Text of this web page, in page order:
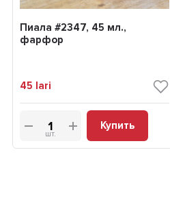
Пиала #2347, 45 мл.,
фарфор
45 lari
шт.
Купить